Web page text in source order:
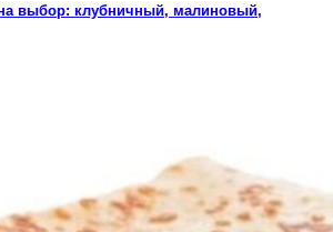
выбор: клубничный, малиновый,